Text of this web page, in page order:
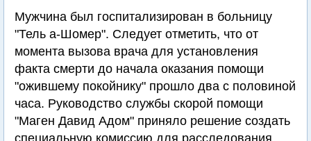
Мужчина был госпитализирован в больницу
"Тель а-Шомер". Следует отметить, что от
момента вызова врача для установления
факта смерти до начала оказания помощи
"ожившему покойнику" прошло два с половиной
часа. Руководство службы скорой помощи
"Маген Давид Адом" приняло решение создать
специальную комиссию для расследования